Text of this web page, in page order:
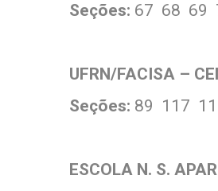
Seções: 67 68 69
UFRN/FACISA –
Seções: 89 117
ESCOLA N. S.